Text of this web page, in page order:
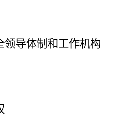
领导体制和工作机构